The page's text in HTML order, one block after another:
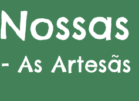
- As